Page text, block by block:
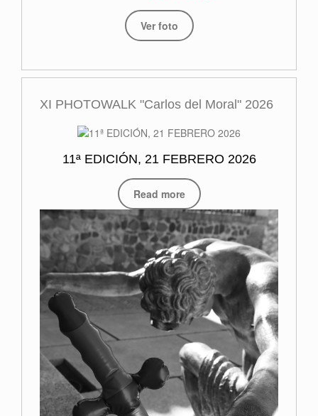
Ver foto
XI PHOTOWALK "Carlos del Moral" 2026
11ª EDICIÓN, 21 FEBRERO 2026
Read more